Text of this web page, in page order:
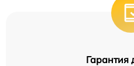
Гарантия